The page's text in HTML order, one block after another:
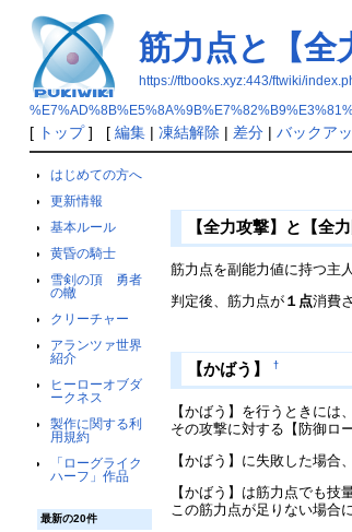
筋力点と【全
https://ftbooks.xyz:443/ftwiki/
[ トップ] [ 編集| 凍結解除 | 差分| バックア
はじめての方へ
更新情報
基本ルール
黄昏の騎士
雪剣の頂 勇者
の轍
クリーチャー
アランツァ世界
紹介
ヒーローオブダ
ークネス
製作に関する利
用規約
「ローグライク
ハーフ」作品
最新の20件
【全力攻撃】と【全
筋力点を副能力値に持つ主
判定後、筋力点が １点消費
【かばう】 †
【かばう】を行うときに
その攻撃に対する【防御ロ
【かばう】に失敗した場合
【かばう】は筋力点でも
この筋力点が足りない場合